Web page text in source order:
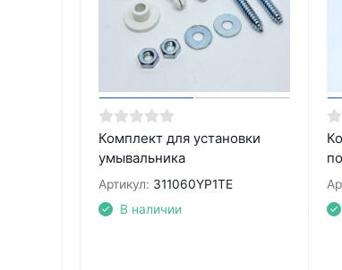
Комплект для установки
умывальника
Артикул: 311060YP1TE
В наличии